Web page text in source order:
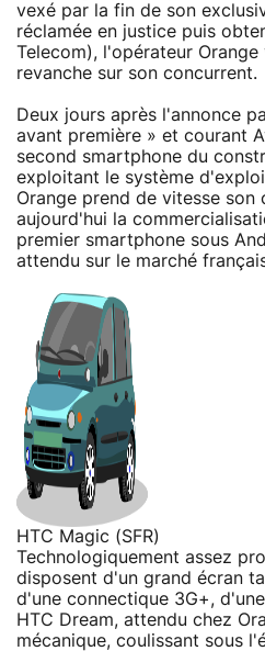
vexé par la fin de son
réclamée en justice puis
Telecom), l'opérateur
revanche sur son concurrent.
Deux jours après l'annonce
avant première » et courant
second smartphone du
exploitant le système
Orange prend de vitesse
aujourd'hui la
premier smartphone sous
attendu sur le marché
HTC Magic (SFR)
Technologiquement assez
disposent d'un grand écran
d'une connectique 3G+,
HTC Dream, attendu chez
mécanique, coulissant sous